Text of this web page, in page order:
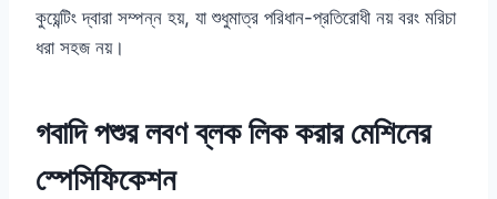
কুয়েন্টিং দ্বারা সম্পন্ন হয়, যা শুধুমাত্র পরিধান-প্রতিরোধী নয় বরং মরিচা
ধরা সহজ নয়।
গবাদি পশুর লবণ ব্লক লিক করার মেশিনের
স্পেসিফিকেশন